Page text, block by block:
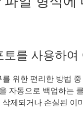
를 사용하여
를 위한 편리한 방법
자동으로 백업하는
삭제되거나 손실된 이